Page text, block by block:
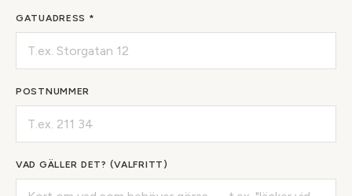
GATUADRESS *
POSTNUMMER
VAD GÄLLER DET? (VALFRITT)